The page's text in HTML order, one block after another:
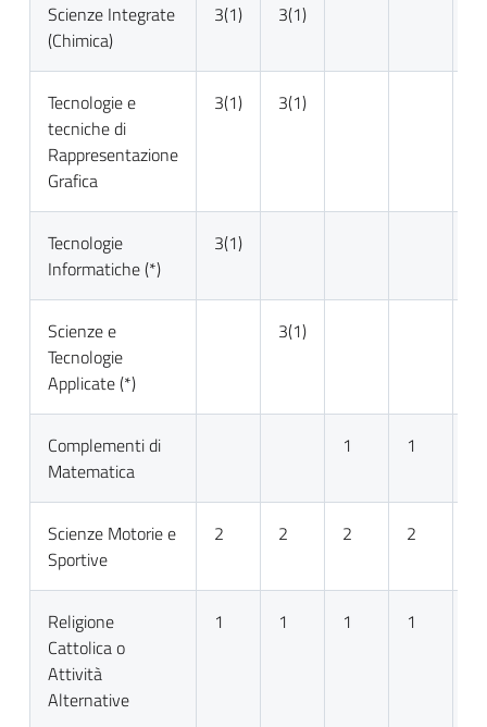
Scienze Integrate
(Chimica)
3(1) 3(1)
Tecnologie e
tecniche di
Rappresentazione
Grafica
3(1) 3(1)
Tecnologie
Informatiche (*)
3(1)
Scienze e
Tecnologie
Applicate (*)
3(1)
Complementi di
Matematica
1 1
Scienze Motorie e
Sportive
2 2 2 2
Religione
Cattolica o
Attività
Alternative
1 1 1 1